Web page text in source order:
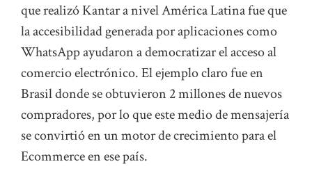
que realizó Kantar a nivel América Latina fue que
la accesibilidad generada por aplicaciones como
WhatsApp ayudaron a democratizar el acceso al
comercio electrónico. El ejemplo claro fue en
Brasil donde se obtuvieron 2 millones de nuevos
compradores, por lo que este medio de mensajería
se convirtió en un motor de crecimiento para el
Ecommerce en ese país.